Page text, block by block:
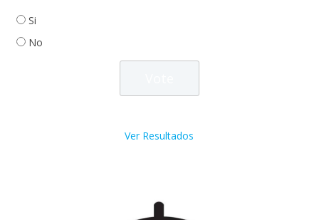
Si
No
Ver Resultados